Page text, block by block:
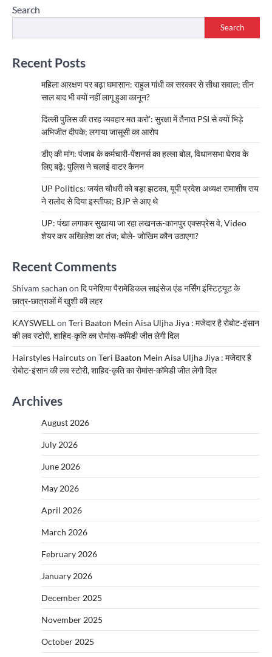
Search
Search
Recent Posts
महिला आरक्षण पर बढ़ा घमासान: राहुल गांधी का सरकार से सीधा सवाल; तीन
साल बाद भी क्यों नहीं लागू हुआ कानून?
दिल्ली पुलिस की तरह व्यवहार मत करो’: सुरक्षा में तैनात PSI से क्यों भिड़े
अभिजीत दीपके; लगाया जासूसी का आरोप
डीए की मांग: पंजाब के कर्मचारी-पेंशनर्स का हल्ला बोल, विधानसभा घेराव के
लिए बढ़े; पुलिस ने चलाई वाटर कैनन
UP Politics: जयंत चौधरी को बड़ा झटका, यूपी प्रदेश अध्यक्ष रामाशीष राय
ने रालोद से दिया इस्तीफा; BJP से आए थे
UP: पंखा लगाकर सुखाया जा रहा लखनऊ-कानपुर एक्सप्रेस वे, Video
शेयर कर अखिलेश का तंज; बोले- जोखिम कौन उठाएगा?
Recent Comments
Shivam sachan on दि पनेशिया पैरामेडिकल साइंसेज एंड नर्सिंग इंस्टिट्यूट के
छात्र-छात्राओं में खुशी की लहर
KAYSWELLon Teri Baaton Mein Aisa Uljha Jiya : मजेदार है रोबोट-इंसान
की लव स्टोरी, शाहिद-कृति का रोमांस-कॉमेडी जीत लेगी दिल
Hairstyles Haircutson Teri Baaton Mein Aisa Uljha Jiya : मजेदार है
रोबोट-इंसान की लव स्टोरी, शाहिद-कृति का रोमांस-कॉमेडी जीत लेगी दिल
Archives
August 2026
July 2026
June 2026
May 2026
April 2026
March 2026
February 2026
January 2026
December 2025
November 2025
October 2025